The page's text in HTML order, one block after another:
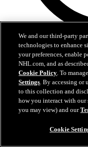
0:43
Kaprizov bat le son
VGK@MIN, #3: Kaprizov
25 avr. 2025
We and our third-party
technologies to enhance
your preferences, enable
NHL.com, and as
Cookie Policy. To
Settings. By accessing or
to this collection and
how you interact with our
you may view) and our
Cookie